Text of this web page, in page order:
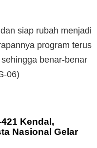
siap rubah menjadi
program terus
benar-benar
06)
Kendal,
Nasional Gelar